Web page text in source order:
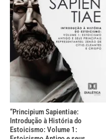
“Principium Sapientiae:
Introdução à História do
Estoicismo: Volume 1: